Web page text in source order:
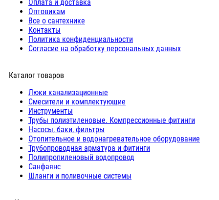
Оплата и доставка
Оптовикам
Все о сантехнике
Контакты
Политика конфиденциальности
Согласие на обработку персональных данных
Каталог товаров
Люки канализационные
Cмесители и комплектующие
Инструменты
Трубы полиэтиленовые. Компрессионные фитинги
Насосы, баки, фильтры
Отопительное и водонагревательное оборудование
Трубопроводная арматура и фитинги
Полипропиленовый водопровод
Санфаянс
Шланги и поливочные системы